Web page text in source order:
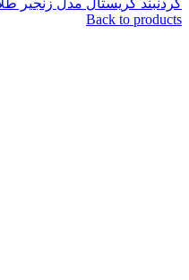
گردنبند کریستال مدل زنجیر
Back to products